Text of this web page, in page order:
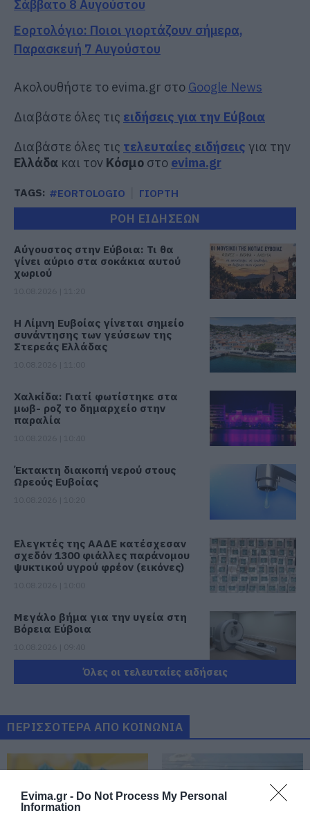
Evima.gr - Do Not Process My Personal
Information
Σάββατο 8 Αυγούστου
Εορτολόγιο: Ποιοι γιορτάζουν σήμερα,
Παρασκευή 7 Αυγούστου
Ακολουθήστε το evima.gr στο Google News
Διαβάστε όλες τις ειδήσεις για την Εύβοια
Διαβάστε όλες τις τελευταίες ειδήσεις για την
Ελλάδα και τον Κόσμο στο evima.gr
TAGS: #EORTOLOGIO ΓΙΟΡΤΗ
ΡΟΗ ΕΙΔΗΣΕΩΝ
Αύγουστος στην Εύβοια: Τι θα
γίνει αύριο στα σοκάκια αυτού
χωριού
Η Λίμνη Ευβοίας γίνεται σημείο
συνάντησης των γεύσεων της
Στερεάς Ελλάδας
Χαλκίδα: Γιατί φωτίστηκε στα
μωβ- ροζ το δημαρχείο στην
παραλία
Έκτακτη διακοπή νερού στους
Ωρεούς Ευβοίας
Ελεγκτές της ΑΑΔΕ κατέσχεσαν
σχεδόν 1300 φιάλλες παράνομου
ψυκτικού υγρού φρέον (εικόνες)
Μεγάλο βήμα για την υγεία στη
Βόρεια Εύβοια
Εύβοια: Που έχει διακοπή
10.08.2026 | 09:00
Όλες οι τελευταίες ειδήσεις
ΠΕΡΙΣΣΟΤΕΡΑ ΑΠΟ ΚΟΙΝΩΝΙΑ